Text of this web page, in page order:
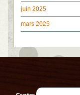
juin 2025
mars 2025